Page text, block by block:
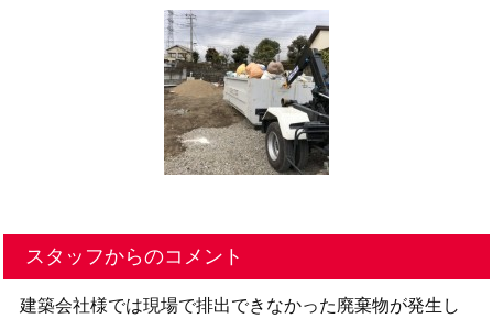
スタッフからのコメント
建築会社様では現場で排出できなかった廃棄物が発生し